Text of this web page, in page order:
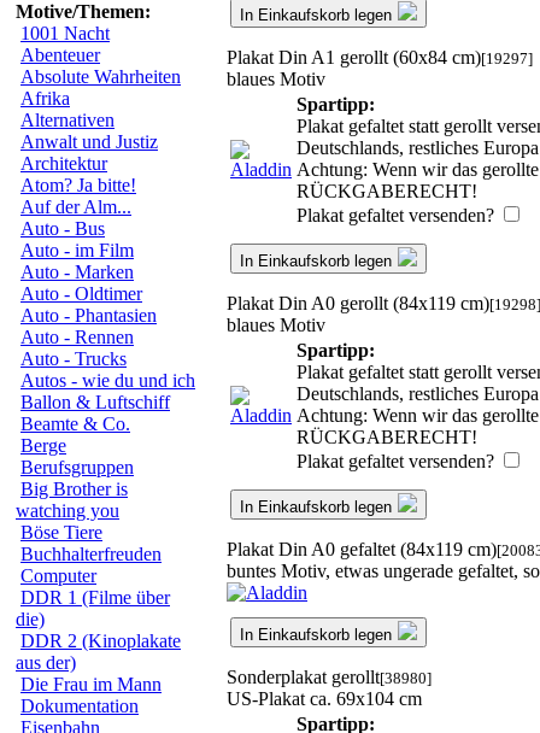
Motive/Themen:
1001 Nacht
Abenteuer
Absolute Wahrheiten
Afrika
Alternativen
Anwalt und Justiz
Architektur
Atom? Ja bitte!
Auf der Alm...
Auto - Bus
Auto - im Film
Auto - Marken
Auto - Oldtimer
Auto - Phantasien
Auto - Rennen
Auto - Trucks
Autos - wie du und ich
Ballon & Luftschiff
Beamte & Co.
Berge
Berufsgruppen
Big Brother is
watching you
Böse Tiere
Buchhalterfreuden
Computer
DDR 1 (Filme über
die)
DDR 2 (Kinoplakate
aus der)
Die Frau im Mann
Dokumentation
Eisenbahn
In Einkaufskorb legen
Plakat Din A1 gerollt (60x84 cm)[19297]
blaues Motiv
Spartipp:
Plakat gefaltet statt gerollt
Deutschlands, restliches
Achtung: Wenn wir das
RÜCKGABERECHT!
Plakat gefaltet versenden?
In Einkaufskorb legen
Plakat Din A0 gerollt (84x119 cm)[19298]
blaues Motiv
Spartipp:
Plakat gefaltet statt gerollt
Deutschlands, restliches
Achtung: Wenn wir das
RÜCKGABERECHT!
Plakat gefaltet versenden?
In Einkaufskorb legen
Plakat Din A0 gefaltet (84x119 cm)
buntes Motiv, etwas ungerade gefaltet,
In Einkaufskorb legen
Sonderplakat gerollt[38980]
US-Plakat ca. 69x104 cm
Spartipp: